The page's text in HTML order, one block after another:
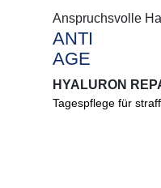
Anspruchsvolle
ANTI
AGE
HYALURON
Straffende,
Anspruchsvolle
ANTI
AGE
HYALURON
Tagespflege für